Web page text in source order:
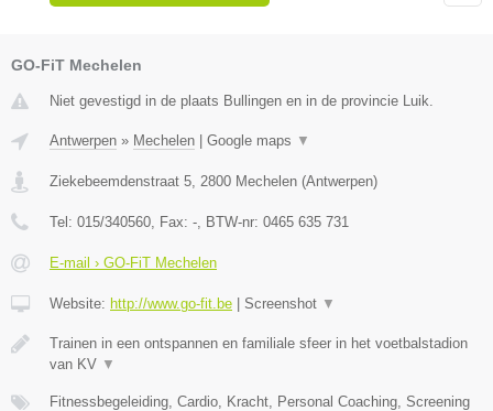
GO-FiT Mechelen
Niet gevestigd in de plaats Bullingen en in de provincie Luik.
Antwerpen » Mechelen | Google maps ▼
Ziekebeemdenstraat 5 2800 Mechelen (Antwerpen)
Tel: 015/340560 , Fax: - , BTW-nr: 0465 635 731
E-mail › GO-FiT Mechelen
Website: http://www.go-fit.be | Screenshot ▼
Trainen in een ontspannen en familiale sfeer in het voetbalstadion
van KV ▼
Fitnessbegeleiding, Cardio, Kracht, Personal Coaching, Screening